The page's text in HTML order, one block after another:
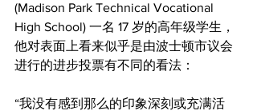
(Madison Park Technical Vocational
High School) 一名 17 岁的高年级学生，
他对表面上看来似乎是由波士顿市议会
进行的进步投票有不同的看法：
“我没有感到那么的印象深刻或充满活